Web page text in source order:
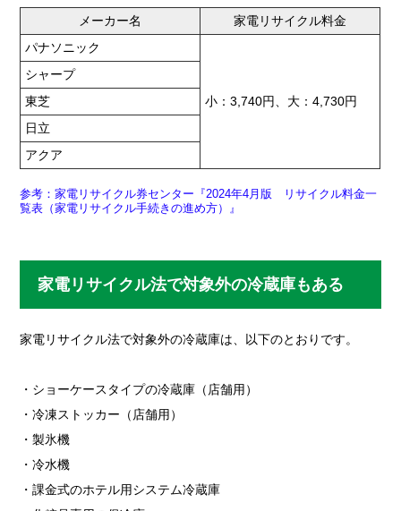
メーカー名
家電リサイクル料金
パナソニック
小：3,740円、大：4,730円
シャープ
東芝
日立
アクア
参考：家電リサイクル券センター『2024年4月版 リサイクル料金一
覧表（家電リサイクル手続きの進め方）』
家電リサイクル法で対象外の冷蔵庫もある
家電リサイクル法で対象外の冷蔵庫は、以下のとおりです。
・ショーケースタイプの冷蔵庫（店舗用）
・冷凍ストッカー（店舗用）
・製氷機
・冷水機
・課金式のホテル用システム冷蔵庫